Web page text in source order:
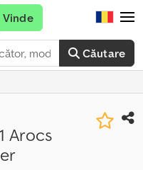
Căutare
Vinde
Arocs